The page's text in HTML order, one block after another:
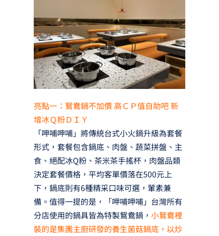
亮點一：鴛鴦鍋不加價 高ＣＰ值自助吧 新
增冰Ｑ粉ＤＩＹ
「呷哺呷哺」將傳統台式小火鍋升級為套餐
形式，套餐包含鍋底、肉盤、蔬菜拼盤、主
食、絕配冰Q粉、茶米茶手搖杯，肉盤品類
決定套餐價格，平均客單價落在500元上
下，鍋底則有6種精采口味可選，葷素兼
備。值得一提的是，「呷哺呷哺」台灣所有
分店使用的鍋具皆為特製鴛鴦鍋， 小鴛鴦裡
裝的是集團主廚研發的養生菌菇鍋底，以炒